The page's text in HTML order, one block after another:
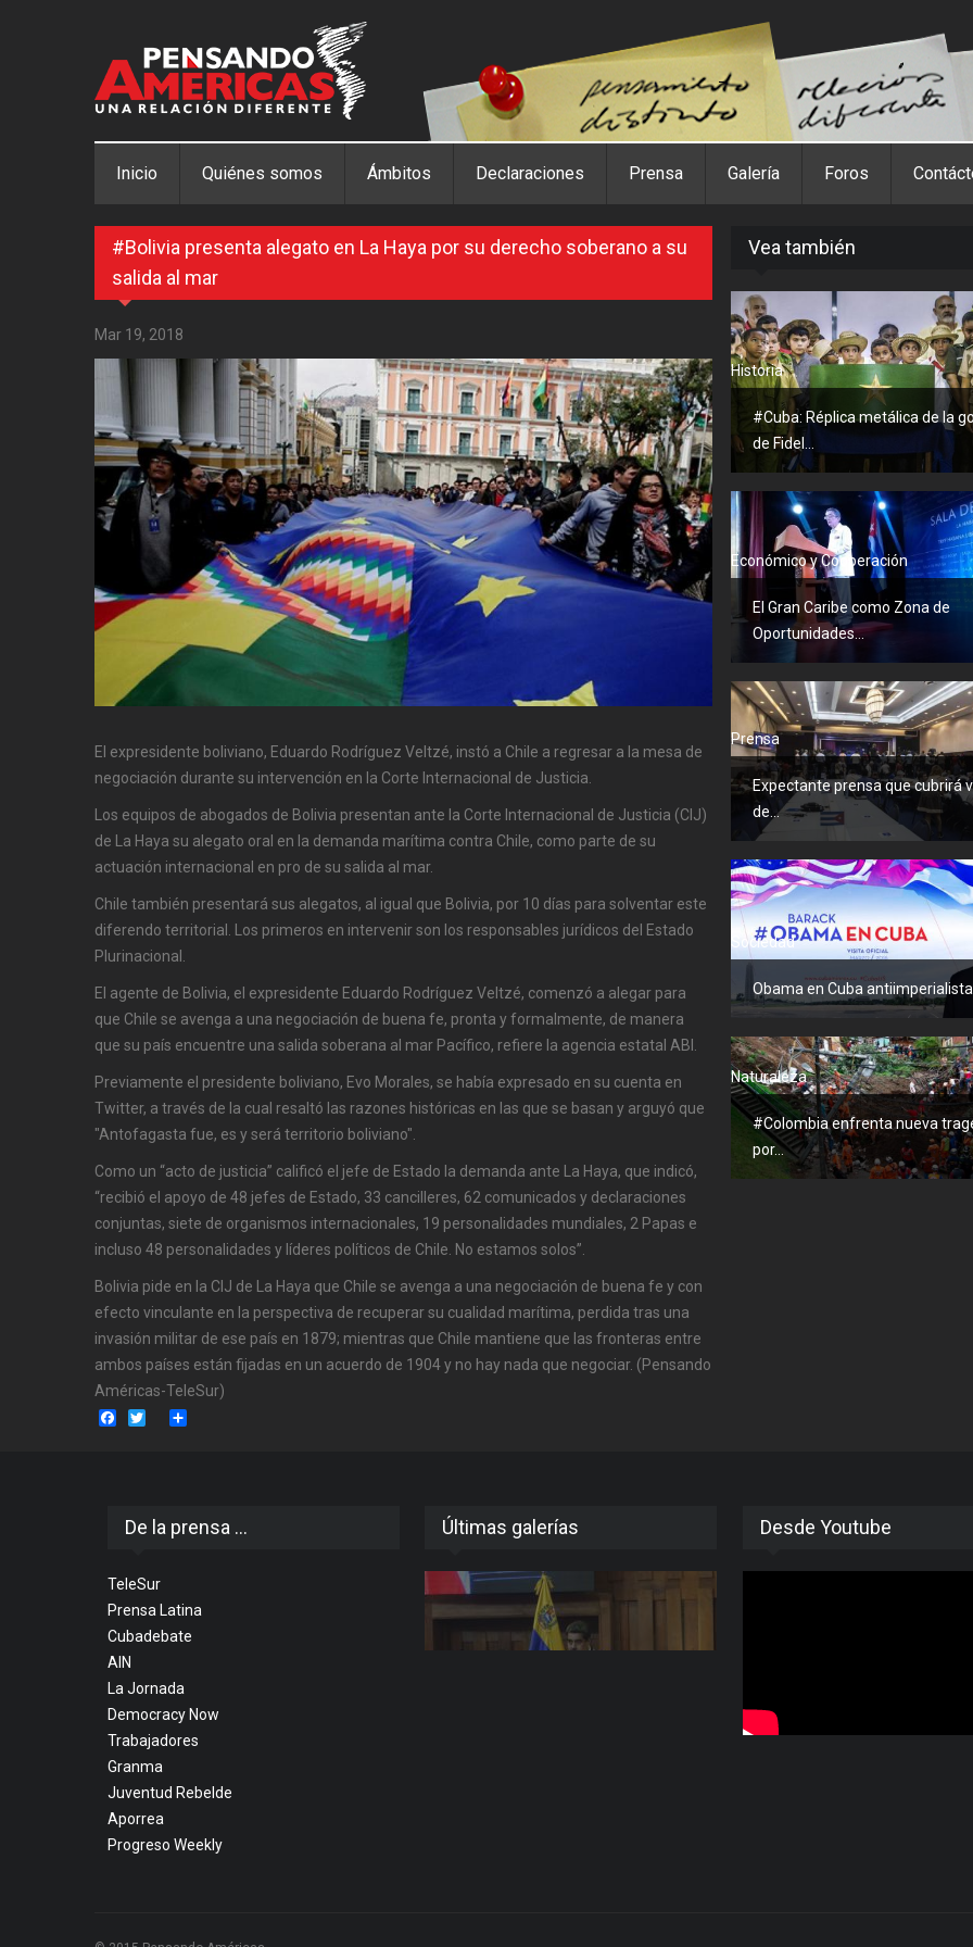
Inicio Quiénes somos Ámbitos Declaraciones Prensa Galería Foros
#Bolivia presenta alegato en La Haya por su derecho soberano a su
salida al mar
Mar 19, 2018
El expresidente boliviano, Eduardo Rodríguez Veltzé, instó a Chile a regresar a la mesa de
negociación durante su intervención en la Corte Internacional de Justicia.
Los equipos de abogados de Bolivia presentan ante la Corte Internacional de Justicia (CIJ)
de La Haya su alegato oral en la demanda marítima contra Chile, como parte de su
actuación internacional en pro de su salida al mar.
Chile también presentará sus alegatos, al igual que Bolivia, por 10 días para solventar este
diferendo territorial. Los primeros en intervenir son los responsables jurídicos del Estado
Plurinacional.
El agente de Bolivia, el expresidente Eduardo Rodríguez Veltzé, comenzó a alegar para
que Chile se avenga a una negociación de buena fe, pronta y formalmente, de manera
que su país encuentre una salida soberana al mar Pacífico, refiere la agencia estatal ABI.
Previamente el presidente boliviano, Evo Morales, se había expresado en su cuenta en
Twitter, a través de la cual resaltó las razones históricas en las que se basan y arguyó que
"Antofagasta fue, es y será territorio boliviano".
Como un “acto de justicia” calificó el jefe de Estado la demanda ante La Haya, que indicó,
“recibió el apoyo de 48 jefes de Estado, 33 cancilleres, 62 comunicados y declaraciones
conjuntas, siete de organismos internacionales, 19 personalidades mundiales, 2 Papas e
incluso 48 personalidades y líderes políticos de Chile. No estamos solos”.
Bolivia pide en la CIJ de La Haya que Chile se avenga a una negociación de buena fe y con
efecto vinculante en la perspectiva de recuperar su cualidad marítima, perdida tras una
invasión militar de ese país en 1879; mientras que Chile mantiene que las fronteras entre
ambos países están fijadas en un acuerdo de 1904 y no hay nada que negociar. (Pensando
Américas-TeleSur)
Facebook
Twitter
Vea también
Historia
#Cuba: Réplica metálica de la
de Fidel...
Económico y Cooperación
El Gran Caribe como Zona de
Oportunidades...
Prensa
Expectante prensa que cubrirá
de...
Sociedad
Obama en Cuba antiimperialista
Naturaleza
#Colombia enfrenta nueva
por...
De la prensa ...
TeleSur
Prensa Latina
Cubadebate
AIN
La Jornada
Democracy Now
Trabajadores
Granma
Juventud Rebelde
Aporrea
Progreso Weekly
Últimas galerías Desde Youtube